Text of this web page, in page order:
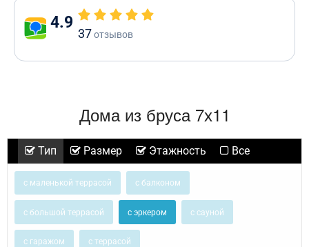
4.9
37отзывов
Дома из бруса 7х11
Тип Размер Этажность Все
с маленькой террасой с балконом
с большой террасой с эркером с сауной
с гаражом с террасой